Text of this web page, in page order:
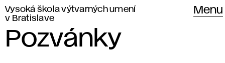
Vysoká škola výtvarných umení
v Bratislave
Menu
Pozvánky